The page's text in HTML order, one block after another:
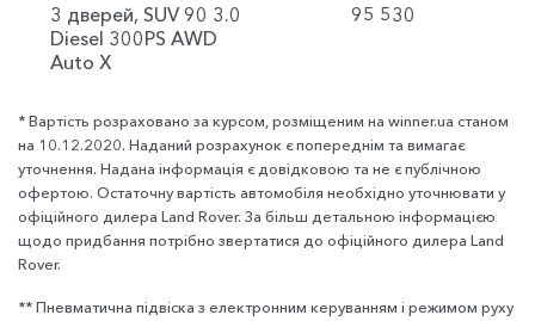
3 дверей, SUV 90 3.0
Diesel 300PS AWD
Auto X
95 530
* Вартість розраховано за курсом, розміщеним на winner.ua станом
на 10.12.2020. Наданий розрахунок є попереднім та вимагає
уточнення. Надана інформація є довідковою та не є публічною
офертою. Остаточну вартість автомобіля необхідно уточнювати у
офіційного дилера Land Rover. За більш детальною інформацією
щодо придбання потрібно звертатися до офіційного дилера Land
Rover.
** Пневматична підвіска з електронним керуванням і режимом руху